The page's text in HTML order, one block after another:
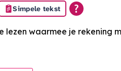
Simpele tekst
waarmee je rekening